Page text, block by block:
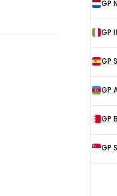
2026
GP
GP
GP
GP
GP
GP